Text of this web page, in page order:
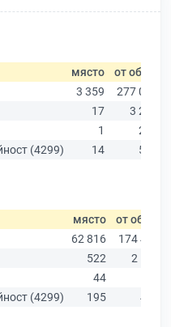
място от общо
3 359
277 019
17
3 205
1
290
(4299)
14 578
място от общо
62 816
174 403
522
2 145
44
(4299)
195 451